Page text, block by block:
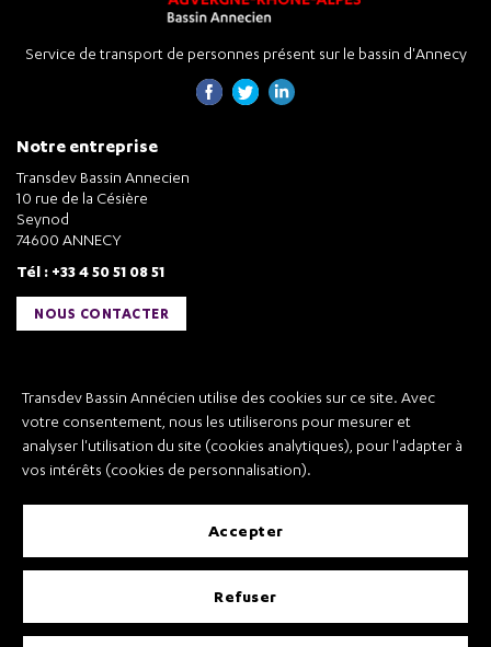
Transdev Bassin Annécien utilise des cookies sur ce site. Avec
votre consentement, nous les utiliserons pour mesurer et
analyser l'utilisation du site (cookies analytiques), pour l'adapter à
vos intérêts (cookies de personnalisation).
accepter
refuser
Service de transport de personnes présent sur le bassin d'Annecy
Notre entreprise
Transdev Bassin Annecien
10 rue de la Césière
Seynod
74600 ANNECY
Tél : +33 4 50 51 08 51
NOUS CONTACTER
Transdev Bassin Annécien
Recrutement
Conditions Générales de Vente et Transport
Conditions Générales d’Utilisation
Règlement